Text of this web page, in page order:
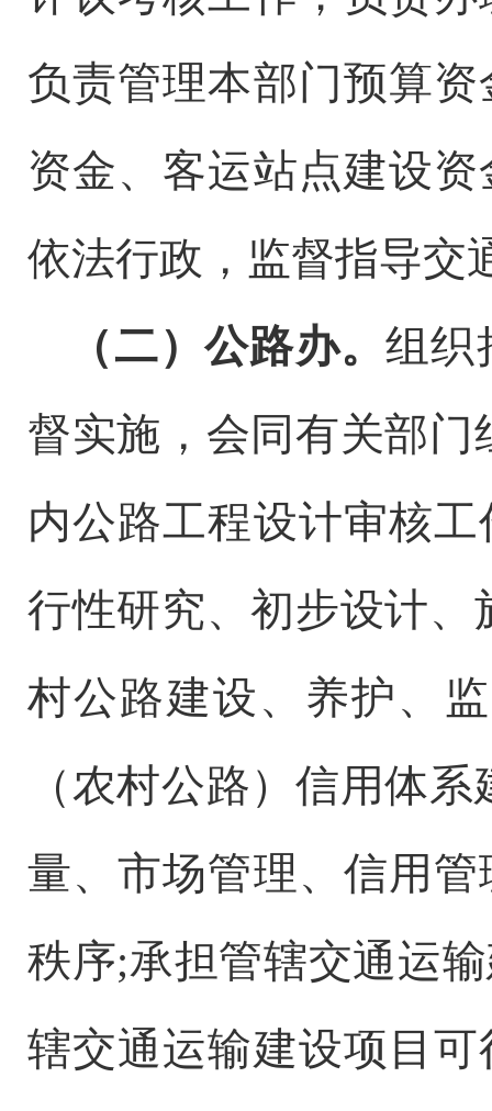
负责管理本部门预算
资金、客运站点建设
依法行政，监督指导交
（二）公路办。组织
督实施，会同有关部
内公路工程设计审核
行性研究、初步设计
村公路建设、养护、
（农村公路）信用体系
量、市场管理、信用
秩序;承担管辖交通运
辖交通运输建设项目